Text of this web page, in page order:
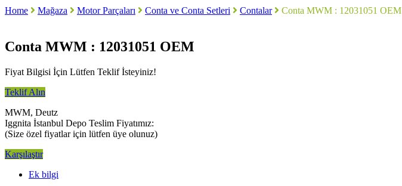
Home Mağaza Motor Parçaları Conta ve Conta Setleri Contalar Conta MWM : 12031051 OEM
Conta MWM : 12031051 OEM
Fiyat Bilgisi İçin Lütfen Teklif İsteyiniz!
Teklif Alın
MWM, Deutz
Iggnita İstanbul Depo Teslim Fiyatımız:
(Size özel fiyatlar için lütfen üye olunuz)
Karşılaştır
Ek bilgi